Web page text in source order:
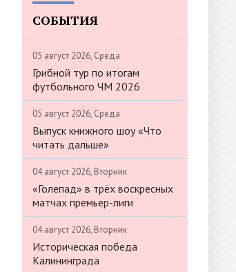
СОБЫТИЯ
05 август 2026, Среда
Грибной тур по итогам
футбольного ЧМ 2026
05 август 2026, Среда
Выпуск книжного шоу «Что
читать дальше»
04 август 2026, Вторник
«Голепад» в трёх воскресных
матчах премьер-лиги
04 август 2026, Вторник
Историческая победа
Калининграда